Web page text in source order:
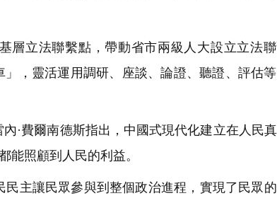
立法聯繫點，帶動省市兩級人大設立立法
，靈活運用調研、座談、論證、聽證、評估
·費爾南德斯指出，中國式現代化建立在人民
能照顧到人民的利益。
主讓民眾參與到整個政治進程，實現了民眾